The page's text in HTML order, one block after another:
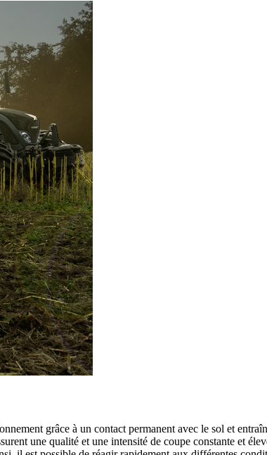
grâce à un contact permanent avec le sol et
une qualité et une intensité de coupe constante et